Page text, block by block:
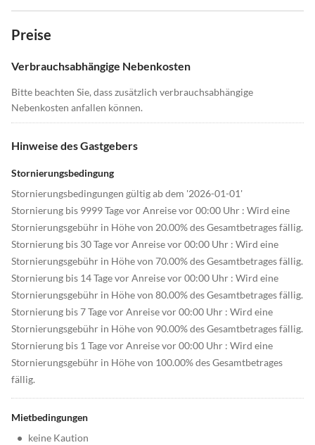
Preise
Verbrauchsabhängige Nebenkosten
Bitte beachten Sie, dass zusätzlich verbrauchsabhängige
Nebenkosten anfallen können.
Hinweise des Gastgebers
Stornierungsbedingung
Stornierungsbedingungen gültig ab dem '2026-01-01'
Stornierung bis 9999 Tage vor Anreise vor 00:00 Uhr : Wird eine
Stornierungsgebühr in Höhe von 20.00% des Gesamtbetrages fällig.
Stornierung bis 30 Tage vor Anreise vor 00:00 Uhr : Wird eine
Stornierungsgebühr in Höhe von 70.00% des Gesamtbetrages fällig.
Stornierung bis 14 Tage vor Anreise vor 00:00 Uhr : Wird eine
Stornierungsgebühr in Höhe von 80.00% des Gesamtbetrages fällig.
Stornierung bis 7 Tage vor Anreise vor 00:00 Uhr : Wird eine
Stornierungsgebühr in Höhe von 90.00% des Gesamtbetrages fällig.
Stornierung bis 1 Tage vor Anreise vor 00:00 Uhr : Wird eine
Stornierungsgebühr in Höhe von 100.00% des Gesamtbetrages
fällig.
Mietbedingungen
• keine Kaution